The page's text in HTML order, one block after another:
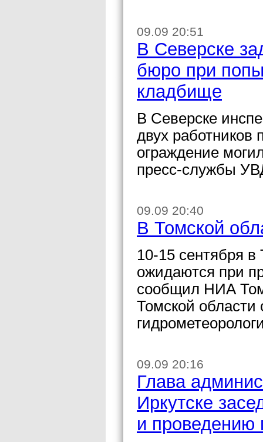
09.09 20:51
В Северске
бюро при
кладбище
В Северске
двух работников
ограждение
пресс-службы
09.09 20:40
В Томской
10-15 сентября в
ожидаются при
сообщил НИА
Томской области
09.09 20:16
Глава
Иркутске
и проведению